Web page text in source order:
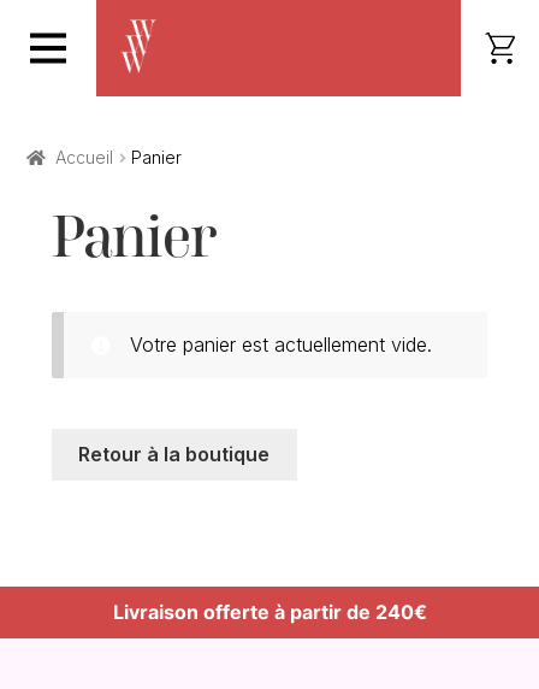
Accueil Panier
Panier
Votre panier est actuellement vide.
Retour à la boutique
Livraison offerte à partir de 240€